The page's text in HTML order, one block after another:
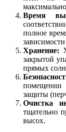
Время
полное
Хранение:
закрытой
прямых
помещении
защиты
Очистка
тщательно
высох.